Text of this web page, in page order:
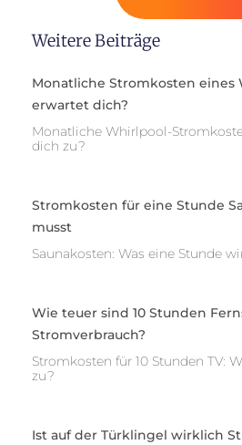
Weitere Beiträge
Monatliche Stromkosten eines
erwartet dich?
Monatliche Whirlpool-
dich zu?
Stromkosten für eine Stunde
musst
Saunakosten: Was eine Stunde
Wie teuer sind 10 Stunden
Stromverbrauch?
Stromkosten für 10 Stunden TV:
zu?
Ist auf der Türklingel wirklich